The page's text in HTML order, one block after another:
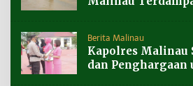
Berita Malinau
Kapolres Malinau
dan Penghargaan